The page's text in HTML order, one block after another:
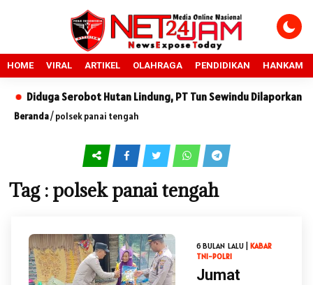
HOME VIRAL ARTIKEL OLAHRAGA PENDIDIKAN HANKAM
Diduga Serobot Hutan Lindung, PT Tun Sewindu Dilaporkan ke
Beranda/polsek panai tengah
Tag : polsek panai tengah
6 BULAN LALU | KABAR
TNI-POLRI
Jumat